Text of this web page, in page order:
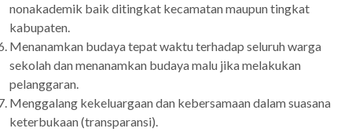
nonakademik baik ditingkat kecamatan maupun tingkat
kabupaten.
Menanamkan budaya tepat waktu terhadap seluruh warga
sekolah dan menanamkan budaya malu jika melakukan
pelanggaran.
Menggalang kekeluargaan dan kebersamaan dalam suasana
keterbukaan (transparansi).